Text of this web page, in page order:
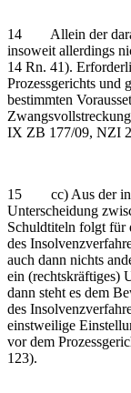
14 Allein der
insoweit allerdings
14 Rn. 41).
Prozessgerichts und
bestimmten
IX ZB 177/09, NZI
15 cc) Aus der in §
Unterscheidung
Schuldtiteln folgt für
des
auch dann nichts
ein (rechtskräftiges)
dann steht es dem
des
einstweilige
vor dem
123).